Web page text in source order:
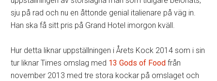
sju på rad och nu en åttonde genial italienare på väg in.
Han ska få sitt pris på Grand Hotel imorgon kväll.
Hur detta liknar uppställningen i Årets Kock 2014 som i sin
tur liknar Times omslag med 13 Gods of Food från
november 2013 med tre stora kockar på omslaget och